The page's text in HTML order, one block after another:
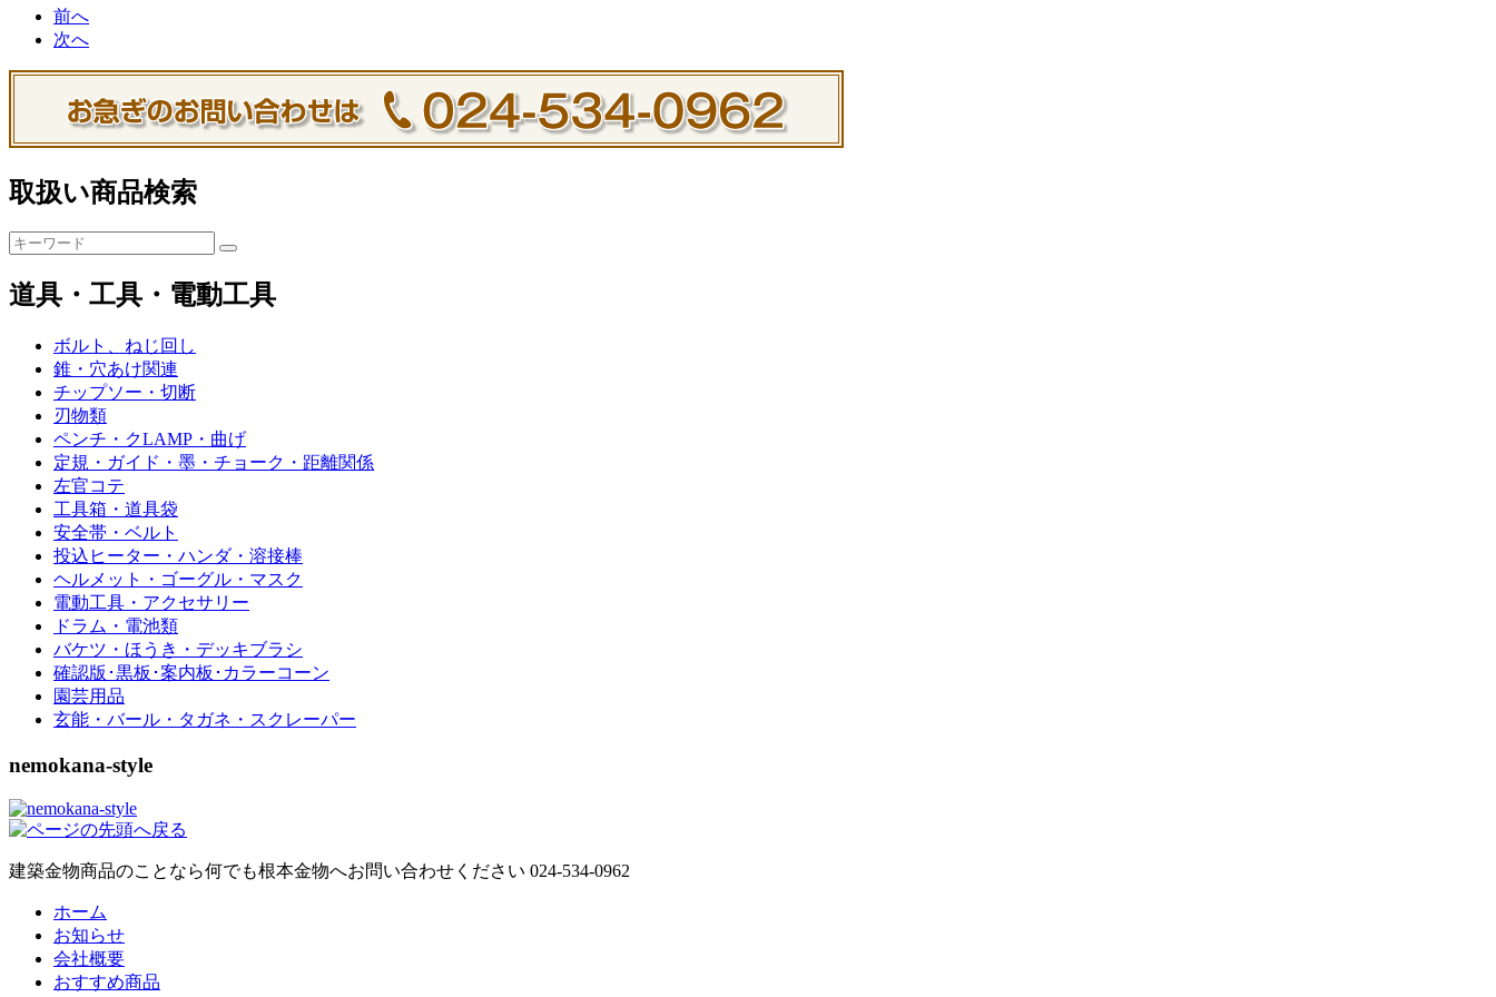
前へ
次へ
取扱い商品検索
道具・工具・電動工具
ボルト、ねじ回し
錐・穴あけ関連
チップソー・切断
刃物類
ペンチ・クLAMP・曲げ
定規・ガイド・墨・チョーク・距離関係
左官コテ
工具箱・道具袋
安全帯・ベルト
投込ヒーター・ハンダ・溶接棒
ヘルメット・ゴーグル・マスク
電動工具・アクセサリー
ドラム・電池類
バケツ・ほうき・デッキブラシ
確認版･黒板･案内板･カラーコーン
園芸用品
玄能・バール・タガネ・スクレーパー
nemokana-style
建築金物商品のことなら何でも根本金物へお問い合わせください 024-534-0962
ホーム
お知らせ
会社概要
おすすめ商品